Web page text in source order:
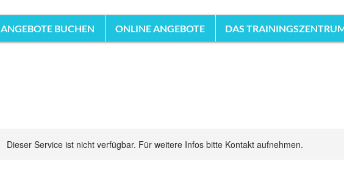
ANGEBOTE BUCHEN ONLINE ANGEBOTE DAS
Dieser Service ist nicht verfügbar. Für weitere Infos bitte Kontakt aufnehmen.